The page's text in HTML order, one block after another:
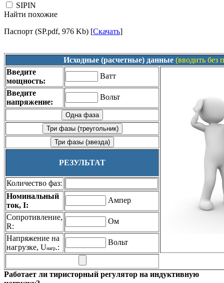
SIPIN
Найти похожие
Паспорт (SP.pdf, 976 Kb) [Скачать]
Исходные (расчетные) данные (вводить без
Введите
мощность:
Ватт
Введите
напряжение:
Вольт
РЕЗУЛЬТАТ
Количество фаз:
Номинальный
ток, I:
Ампер
Сопротивление,
R:
Ом
Напряжение на
нагрузке, Uнагр.:
Вольт
Работает ли тиристорный регулятор на индуктивную